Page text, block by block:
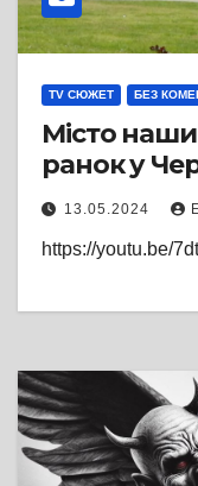
TV СЮЖЕТ БЕЗ
Місто
ранок у
13.05.2024
https://youtu.be/